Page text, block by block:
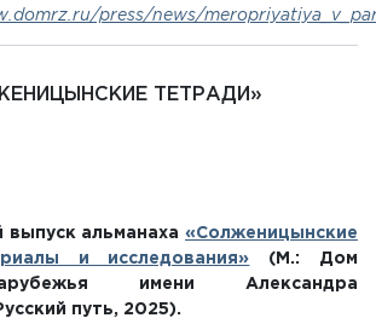
press/news/
ТЕТРАДИ»
альманаха «Солженицынские
и исследования» (М.: Дом
имени Александра
путь, 2025).